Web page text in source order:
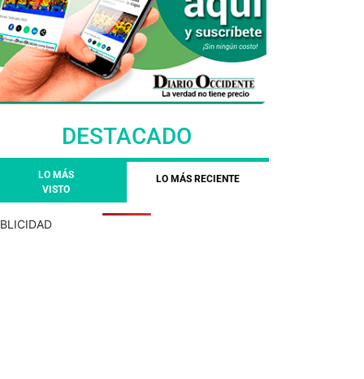
DESTACADO
LO MÁS
VISTO
LO MÁS RECIENTE